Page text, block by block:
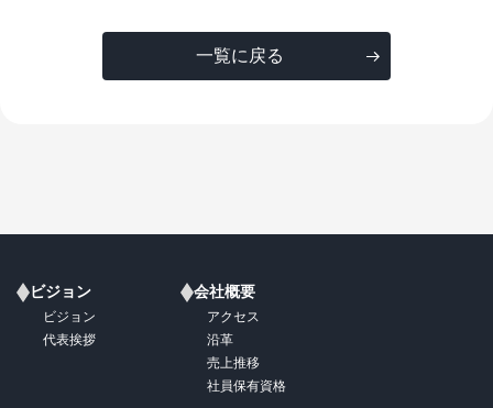
一覧に戻る
ビジョン
ビジョン
代表挨拶
会社概要
アクセス
沿革
売上推移
社員保有資格